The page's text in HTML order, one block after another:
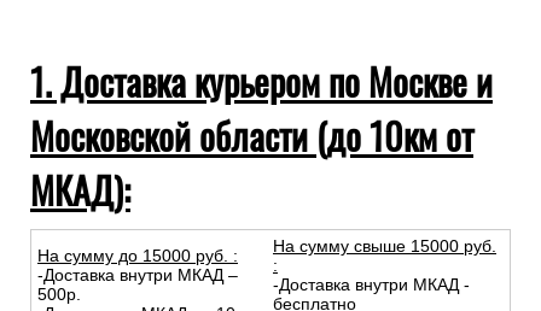
1. Доставка курьером по Москве и
Московской области (до 10км от
МКАД):
На сумму до 15000 руб. :
-Доставка внутри МКАД –
500р.
На сумму свыше 15000 руб.
:
-Доставка внутри МКАД -
бесплатно